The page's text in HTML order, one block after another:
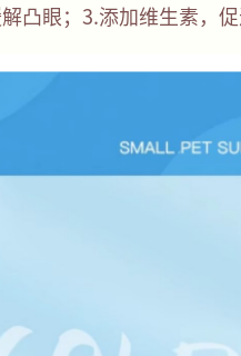
凸眼；3.添加维生素，